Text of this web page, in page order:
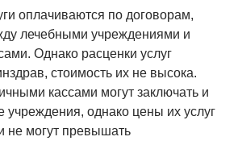
оплачиваются по договорам,
лечебными учреждениями и
Однако расценки услуг
стоимость их не высока.
кассами могут заключать и
учреждения, однако цены их услуг
не могут превышать